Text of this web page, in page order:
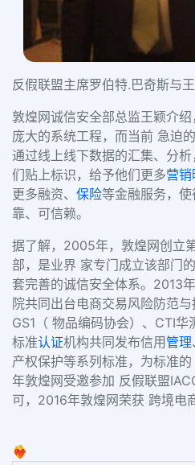
反假联盟主席罗伯特.巴奇斯与
敦煌网诚信安全部总监王颖介
庞大的系统工程，而当前 急迫
通过线上线下数据的汇集、分
们贴上标识，给予他们更多营销
更多融资、 保险等金融服务，
靠、可信赖。
据了解，2005年，敦煌网创立
部，是业界 家专门成立该部门
套完善的诚信安全体系。2013
院共同出台电商交易风险防范
GS1（ 物品编码协会）、CTI华
标准认证机构共同发布信用管理
产权保护等系列标准，为标准
年敦煌网受邀参加 反假联盟
可，2016年敦煌网荣获 跨境电
❤️‍🔥